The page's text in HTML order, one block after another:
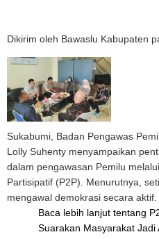
Dikirim oleh Bawaslu Kabupaten
Sukabumi, Badan Pengawas
Lolly Suhenty menyampaikan
dalam pengawasan Pemilu
Partisipatif (P2P). Menurutnya,
mengawal demokrasi secara aktif.
Baca lebih lanjut tentang
Suarakan Masyarakat Jadi